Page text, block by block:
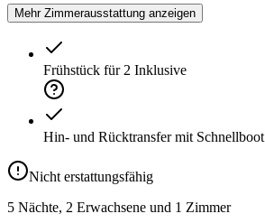
Mehr Zimmerausstattung anzeigen
Frühstück für 2 Inklusive
Hin- und Rücktransfer mit Schnellboot
Nicht erstattungsfähig
5 Nächte, 2 Erwachsene und 1 Zimmer